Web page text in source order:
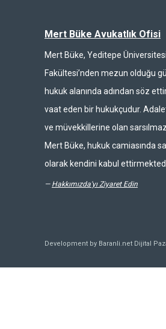
Mert Büke Avukatlık Ofisi
Mert Büke, Yeditepe
Fakültesi’nden mezun olduğu
hukuk alanında adından söz
vaat eden bir hukukçudur.
ve müvekkillerine olan sarsılmaz
Mert Büke, hukuk camiasında
olarak kendini kabul
— Hakkımızda'yı Ziyaret Edin
Development by Baranli.net Dijital